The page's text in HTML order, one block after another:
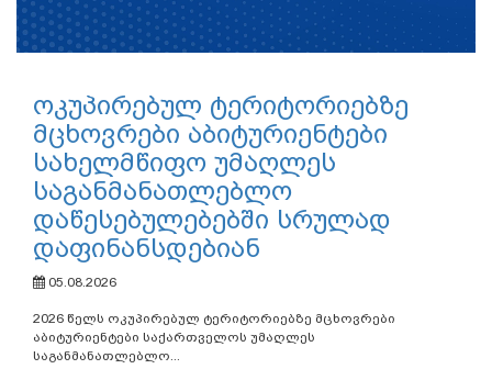
ოკუპირებულ ტერიტორიებზე
მცხოვრები აბიტურიენტები
სახელმწიფო უმაღლეს
საგანმანათლებლო
დაწესებულებებში სრულად
დაფინანსდებიან
05.08.2026
2026 წელს ოკუპირებულ ტერიტორიებზე მცხოვრები
აბიტურიენტები საქართველოს უმაღლეს
საგანმანათლებლო...